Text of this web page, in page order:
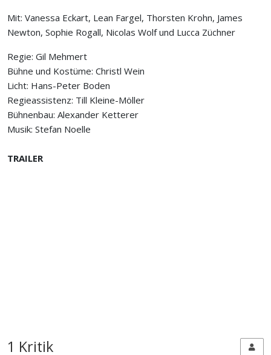
Mit: Vanessa Eckart, Lean Fargel, Thorsten Krohn, James
Newton, Sophie Rogall, Nicolas Wolf und Lucca Züchner
Regie: Gil Mehmert
Bühne und Kostüme: Christl Wein
Licht: Hans-Peter Boden
Regieassistenz: Till Kleine-Möller
Bühnenbau: Alexander Ketterer
Musik: Stefan Noelle
TRAILER
1 Kritik